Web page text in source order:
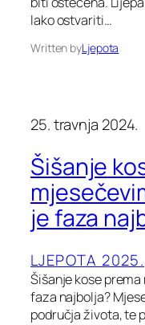
lako ostvariti…
Written byLjepota
25. travnja 2024.
Šišanje
je faza
LJEPOTA 2025.
Šišanje kose
faza najbolja?
područja života, te